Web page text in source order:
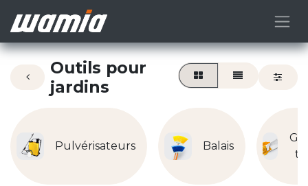
Outils pour
jardins
Pulvérisateurs Balais